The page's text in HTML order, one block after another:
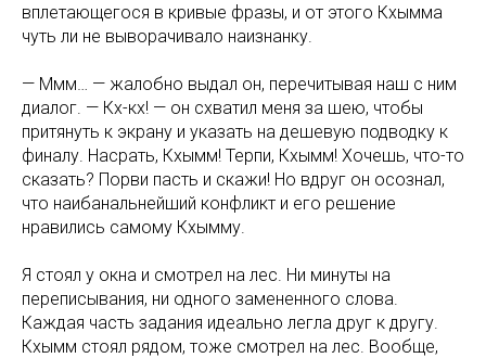
вплетающегося в кривые фразы, и от этого Кхымма
чуть ли не выворачивало наизнанку.
— Ммм… — жалобно выдал он, перечитывая наш с ним
диалог. — Кх-кх! — он схватил меня за шею, чтобы
притянуть к экрану и указать на дешевую подводку к
финалу. Насрать, Кхымм! Терпи, Кхымм! Хочешь, что-то
сказать? Порви пасть и скажи! Но вдруг он осознал,
что наибанальнейший конфликт и его решение
нравились самому Кхымму.
Я стоял у окна и смотрел на лес. Ни минуты на
переписывания, ни одного замененного слова.
Каждая часть задания идеально легла друг к другу.
Кхымм стоял рядом, тоже смотрел на лес. Вообще,